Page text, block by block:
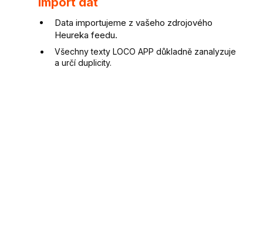
Data importujeme z vašeho zdrojového
Heureka feedu.
Všechny texty LOCO APP důkladně zanalyzuje
a určí duplicity.